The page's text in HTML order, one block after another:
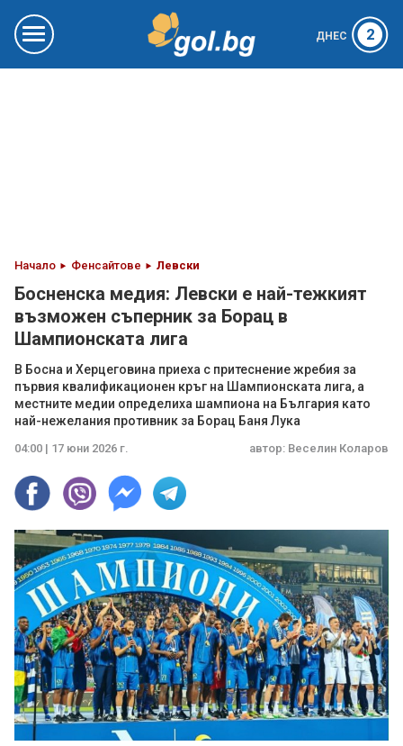
ДНЕС 2
Начало Фенсайтове Левски
Босненска медия: Левски е най-тежкият
възможен съперник за Борац в
Шампионската лига
В Босна и Херцеговина приеха с притеснение жребия за
първия квалификационен кръг на Шампионската лига, а
местните медии определиха шампиона на България като
най-нежелания противник за Борац Баня Лука
04:00 | 17 юни 2026 г. автор: Веселин Коларов